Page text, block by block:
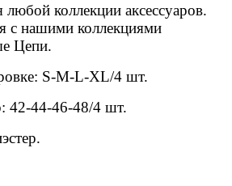
любой коллекции аксессуаров.
с нашими коллекциями
Цепи.
S-M-L-XL/4 шт.
42-44-46-48/4 шт.